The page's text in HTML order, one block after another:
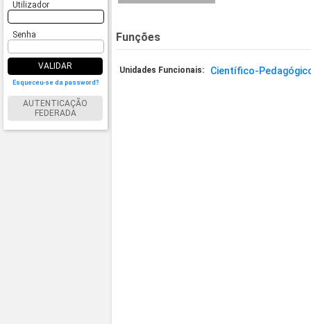
Utilizador
Senha
VALIDAR
Esqueceu-se da password?
AUTENTICAÇÃO
FEDERADA
Funções
Unidades Funcionais: Científico-